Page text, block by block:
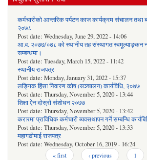
कर्मचारीको आन्तरिक पर्यटन काज कार्यक्रम संचालन तथा
२०७८
Post date: Wednesday, June 29, 2022 - 14:06
आ.व. २०७७/०७८ को स्थानीय तह संस्थागत स्वमूल्याङ्कन
सम्बन्धमा।
Post date: Tuesday, March 15, 2022 - 11:42
स्थानीय राजपत्र
Post date: Monday, January 31, 2022 - 15:37
लङ्गिक हिंसा निवारण कोष (सञ्‍चालन) कार्यविधि, २०७७
Post date: Thursday, November 5, 2020 - 13:44
शिक्षा ऐेन दोस्रो संशोधन २०७७
Post date: Thursday, November 5, 2020 - 13:42
करारमा प्राविधिक कर्मचारी ब्यवसथापन गर्ने सम्बन्धि
Post date: Thursday, November 5, 2020 - 13:33
महागढीमाई राजपत्र
Post date: Wednesday, October 16, 2019 - 16:24
« first ‹ previous 1